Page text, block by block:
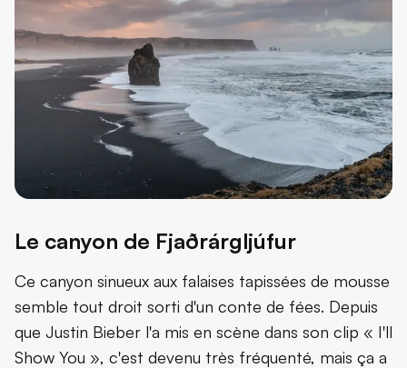
Le canyon de Fjaðrárgljúfur
Ce canyon sinueux aux falaises tapissées de mousse
semble tout droit sorti d'un conte de fées. Depuis
que Justin Bieber l'a mis en scène dans son clip « I'll
Show You », c'est devenu très fréquenté, mais ça a